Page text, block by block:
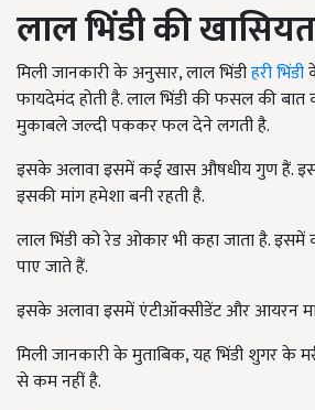
लाल भिंडी की खासियत
मिली जानकारी के अनुसार, लाल भिंडीहरी भिंडी
फायदेमंद होती है. लाल भिंडी की फसल की
मुकाबले जल्दी पककर फल देने लगती है.
इसके अलावा इसमें कई खास औषधीय गुण हैं.
इसकी मांग हमेशा बनी रहती है.
लाल भिंडी को रेड ओकार भी कहा जाता है. इसमें
पाए जाते हैं.
इसके अलावा इसमें एंटीऑक्सीडेंट और आयरन
मिली जानकारी के मुताबिक, यह भिंडी शुगर के
से कम नहीं है.